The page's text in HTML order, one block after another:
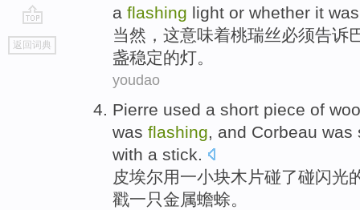
go
top
返回词典
a flashing light or whether it
当然 ， 这意味着桃瑞丝必须告诉
盏稳定的灯。
youdao
Pierre used a short piece of
was flashing, and Corbeau was
with a stick.
皮埃尔用一小块木片碰了碰闪光
戳一只金属蟾蜍。